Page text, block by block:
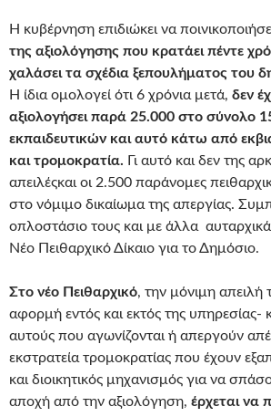
Η κυβέρνηση επιδιώκει να
της αξιολόγησης που κρατάει πέντε
χαλάσει τα σχέδια ξεπουλήματος του
Η ίδια ομολογεί ότι 6 χρόνια μετά, δεν
αξιολογήσει παρά 25.000 στο σύνολο
εκπαιδευτικών και αυτό κάτω από
και τρομοκρατία. Γι αυτό και δεν της
απειλέςκαι οι 2.500 παράνομες
στο νόμιμο δικαίωμα της απεργίας.
οπλοστάσιο τους και με άλλα
Νέο Πειθαρχικό Δίκαιο για το Δημόσιο.
Στο νέο Πειθαρχικό, την μόνιμη απειλή
αφορμή εντός και εκτός της υπηρεσίας-
αυτούς που αγωνίζονται ή απεργούν
εκστρατεία τρομοκρατίας που έχουν
και διοικητικός μηχανισμός για να
αποχή από την αξιολόγηση, έρχεται να